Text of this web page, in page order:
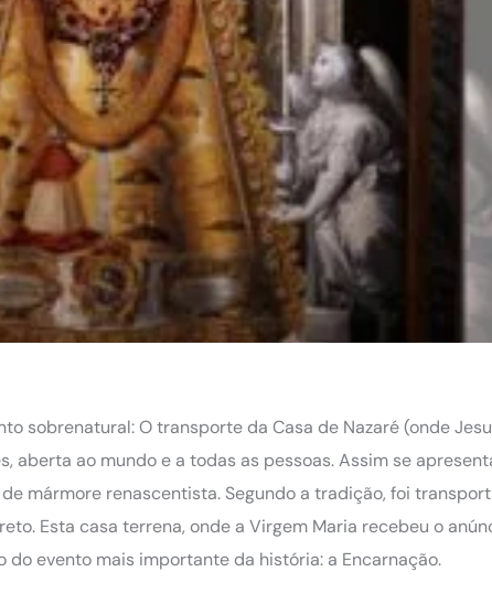
sobrenatural: O transporte da Casa de Nazaré (onde
aberta ao mundo e a todas as pessoas. Assim se
mármore renascentista. Segundo a tradição, foi
Esta casa terrena, onde a Virgem Maria recebeu o
do evento mais importante da história: a Encarnação.